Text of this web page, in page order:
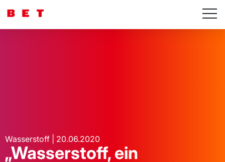
Wasserstoff | 20.06.2020
„Wasserstoff, ein